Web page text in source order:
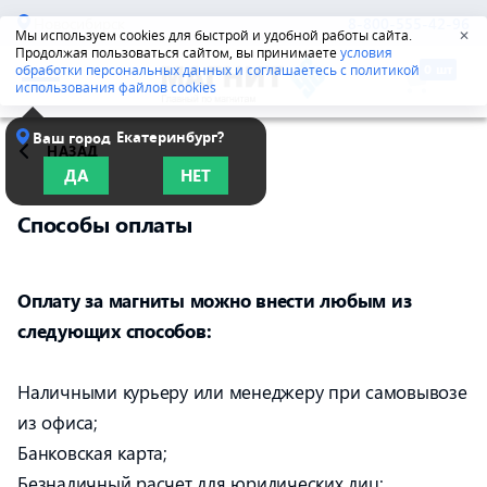
Мы используем cookies для быстрой и удобной работы сайта.
Продолжая пользоваться сайтом, вы принимаетеусловия
обработки персональных данных и соглашаетесь с политикой
использования файлов cookies
✕
Новосибирск 8-800-555-42-96
Ваш город Екатеринбург?
ДА НЕТ
НАЗАД
Способы оплаты
Оплату за магниты можно внести любым из
следующих способов:
Наличными курьеру или менеджеру при самовывозе
из офиса;
Банковская карта;